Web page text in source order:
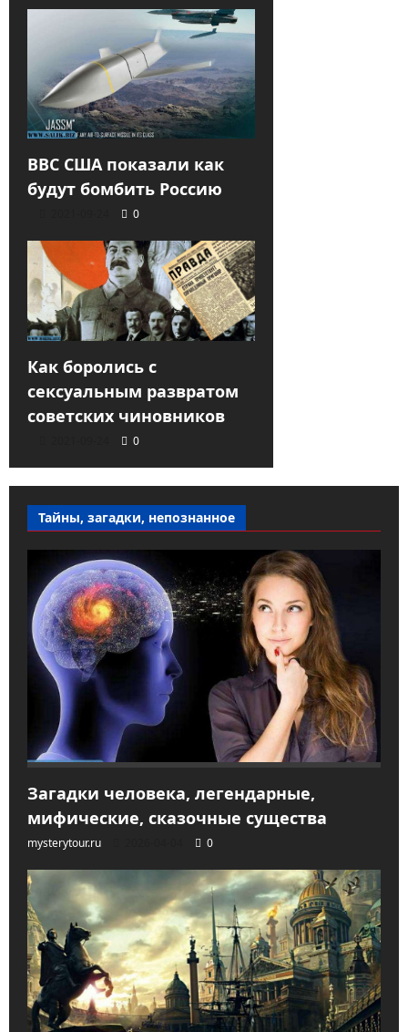
ВВС США показали как
будут бомбить Россию
0
Как боролись с
сексуальным развратом
советских чиновников
0
Тайны, загадки, непознанное
Загадки человека, легендарные,
мифические, сказочные существа
mysterytour.ru 0